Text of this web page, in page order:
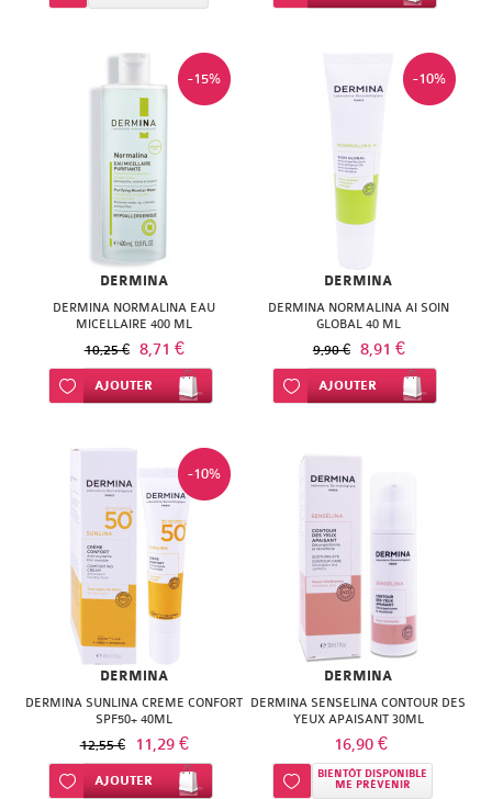
-15%
DERMINA
DERMINA NORMALINA EAU
MICELLAIRE 400 ML
10,25 € 8,71 €
Ajouter à ma liste d’envie
AJOUTER
-10%
DERMINA
DERMINA NORMALINA AI SOIN
GLOBAL 40 ML
9,90 € 8,91 €
Ajouter à ma liste d’envie
AJOUTER
-10%
DERMINA
DERMINA SUNLINA CREME CONFORT
SPF50+ 40ML
12,55 € 11,29 €
Ajouter à ma liste d’envie
AJOUTER
DERMINA
DERMINA SENSELINA CONTOUR DES
YEUX APAISANT 30ML
16,90 €
Ajouter à ma liste d’envie
BIENTÔT DISPONIBLE
ME PRÉVENIR